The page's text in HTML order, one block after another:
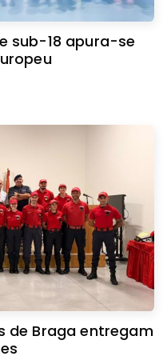
sub-18 apura-se
de Braga entregam